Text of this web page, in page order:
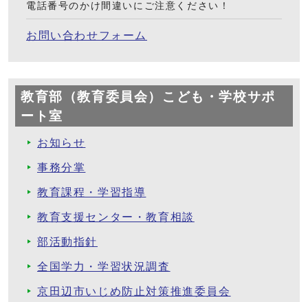
電話番号のかけ間違いにご注意ください！
お問い合わせフォーム
教育部（教育委員会）こども・学校サポ
ート室
お知らせ
事務分掌
教育課程・学習指導
教育支援センター・教育相談
部活動指針
全国学力・学習状況調査
京田辺市いじめ防止対策推進委員会